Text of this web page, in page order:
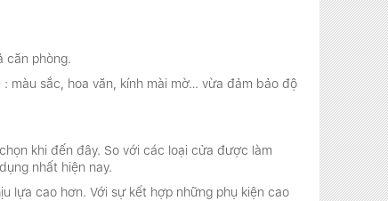
căn phòng.
màu sắc, hoa văn, kính mài mờ… vừa đảm bảo độ
khi đến đây. So với các loại cửa được làm
nhất hiện nay.
lựa cao hơn. Với sự kết hợp những phụ kiện cao